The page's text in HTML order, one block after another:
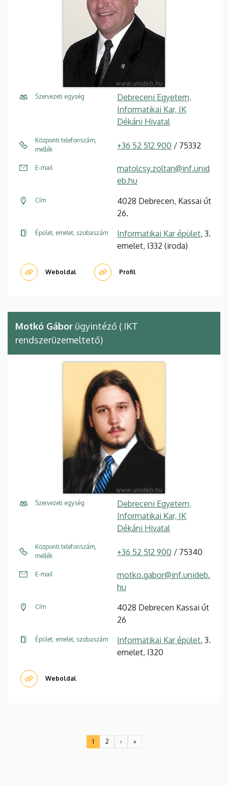
Szervezeti egység
Debreceni Egyetem,
Informatikai Kar, IK
Dékáni Hivatal
Központi telefonszám,
mellék
+36 52 512 900 / 75332
E-mail
matolcsy.zoltan@inf.unid
eb.hu
Cím
4028 Debrecen, Kassai út
26.
Épület, emelet, szobaszám Informatikai Kar épület, 3.
emelet, I332 (iroda)
Weboldal Profil
Motkó Gábor ügyintéző ( IKT
rendszerüzemeltető)
Szervezeti egység
Debreceni Egyetem,
Informatikai Kar, IK
Dékáni Hivatal
Központi telefonszám,
mellék
+36 52 512 900 / 75340
E-mail
motko.gabor@inf.unideb.
hu
Cím
4028 Debrecen Kassai út
26
Épület, emelet, szobaszám Informatikai Kar épület, 3.
emelet, I320
Weboldal
Jelenlegi
1
Oldal
2
Következő
›
Utolsó
»